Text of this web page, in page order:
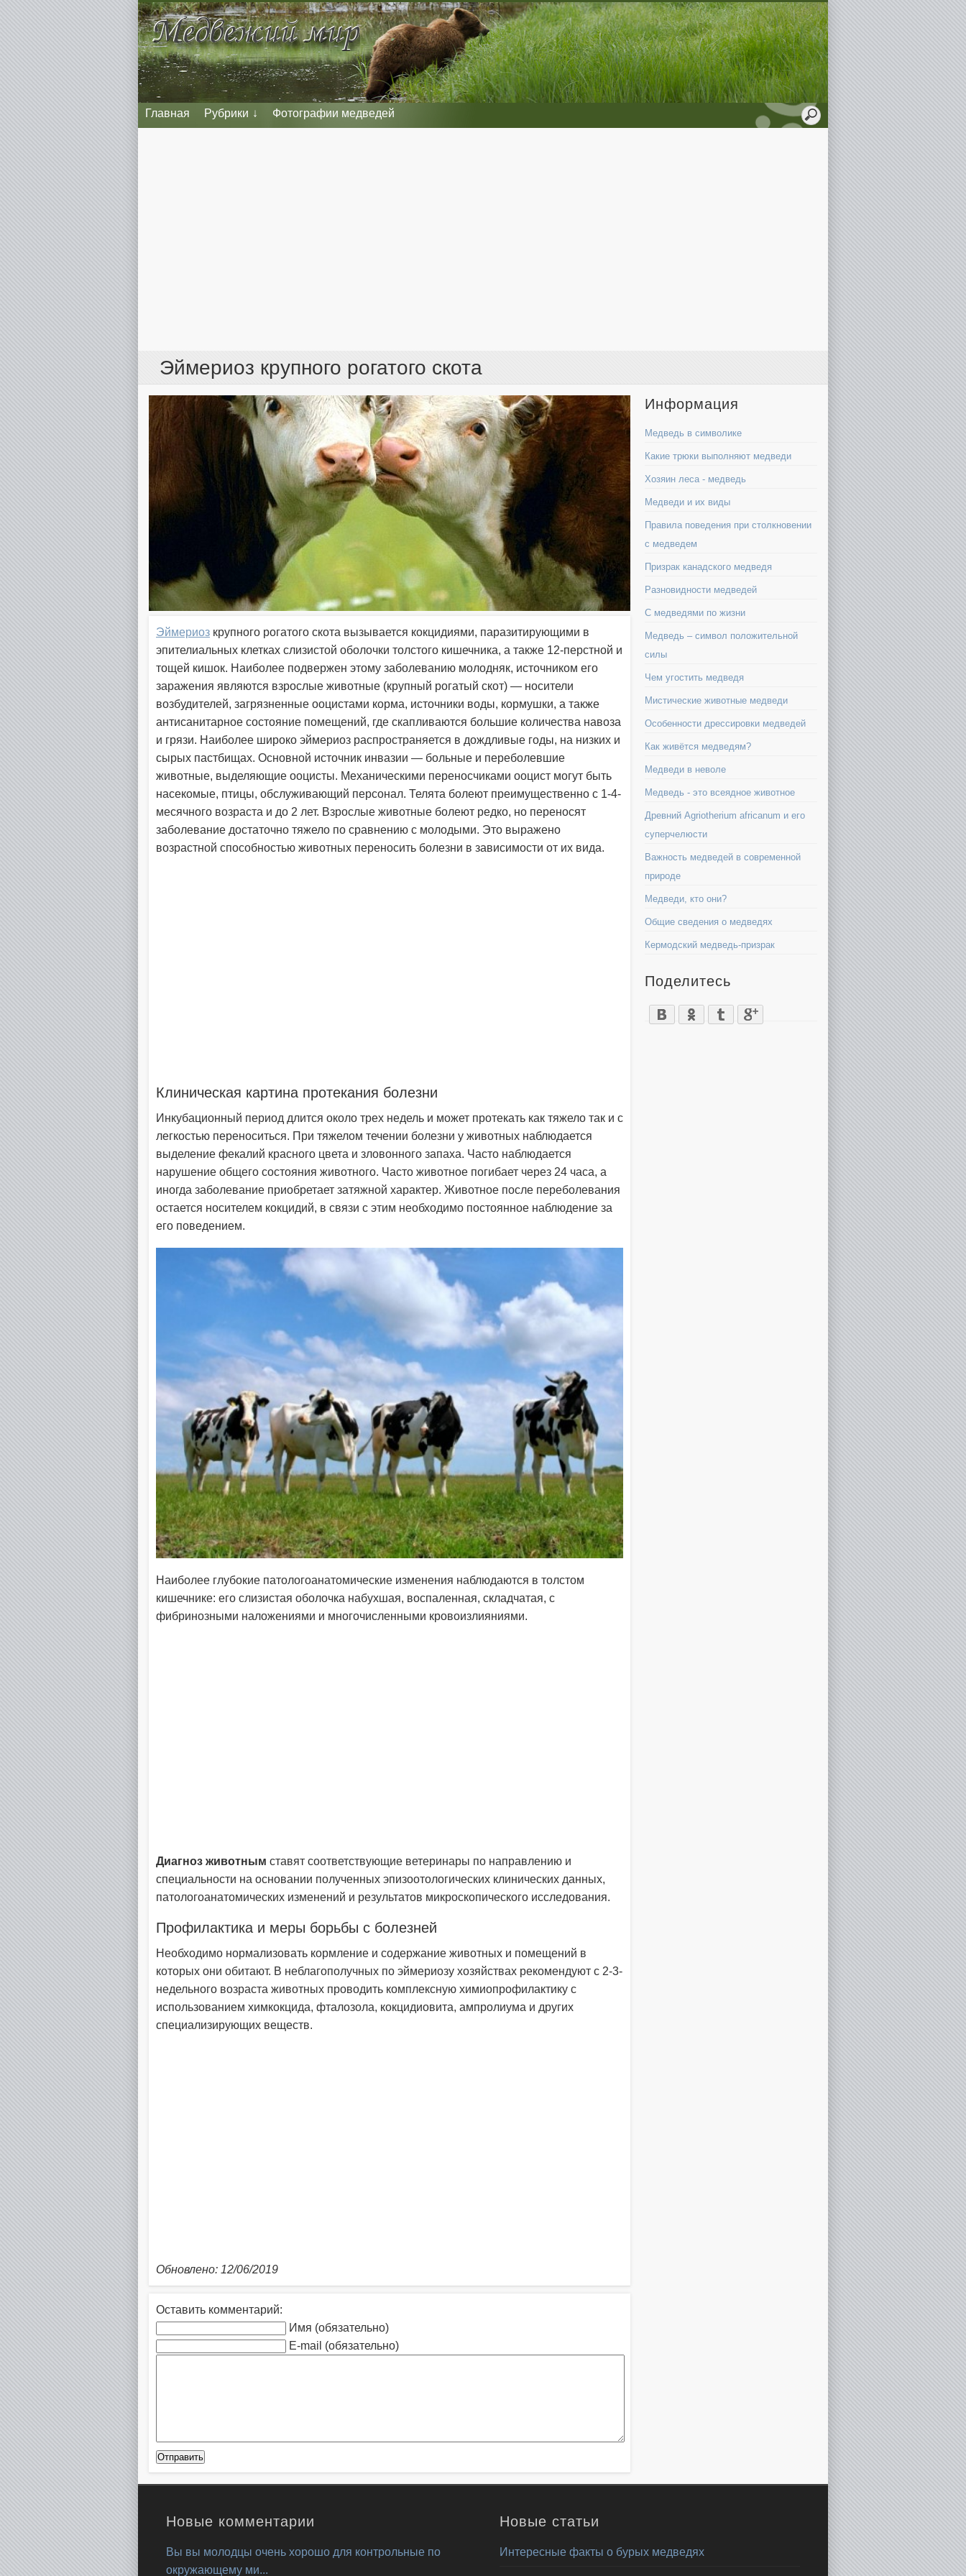
Главная Рубрики Фотографии медведей
Эймериоз крупного рогатого скота
Эймериоз крупного рогатого скота вызывается кокцидиями, паразитирующими в
эпителиальных клетках слизистой оболочки толстого кишечника, а также 12-перстной и
тощей кишок. Наиболее подвержен этому заболеванию молодняк, источником его
заражения являются взрослые животные (крупный рогатый скот) — носители
возбудителей, загрязненные ооцистами корма, источники воды, кормушки, а также
антисанитарное состояние помещений, где скапливаются большие количества навоза
и грязи. Наиболее широко эймериоз распространяется в дождливые годы, на низких и
сырых пастбищах. Основной источник инвазии — больные и переболевшие
животные, выделяющие ооцисты. Механическими переносчиками ооцист могут быть
насекомые, птицы, обслуживающий персонал. Телята болеют преимущественно с 1-4-
месячного возраста и до 2 лет. Взрослые животные болеют редко, но переносят
заболевание достаточно тяжело по сравнению с молодыми. Это выражено
возрастной способностью животных переносить болезни в зависимости от их вида.
Клиническая картина протекания болезни
Инкубационный период длится около трех недель и может протекать как тяжело так и с
легкостью переноситься. При тяжелом течении болезни у животных наблюдается
выделение фекалий красного цвета и зловонного запаха. Часто наблюдается
нарушение общего состояния животного. Часто животное погибает через 24 часа, а
иногда заболевание приобретает затяжной характер. Животное после переболевания
остается носителем кокцидий, в связи с этим необходимо постоянное наблюдение за
его поведением.
Наиболее глубокие патологоанатомические изменения наблюдаются в толстом
кишечнике: его слизистая оболочка набухшая, воспаленная, складчатая, с
фибринозными наложениями и многочисленными кровоизлияниями.
Диагноз животным ставят соответствующие ветеринары по направлению и
специальности на основании полученных эпизоотологических клинических данных,
патологоанатомических изменений и результатов микроскопического исследования.
Профилактика и меры борьбы с болезней
Необходимо нормализовать кормление и содержание животных и помещений в
которых они обитают. В неблагополучных по эймериозу хозяйствах рекомендуют с 2-3-
недельного возраста животных проводить комплексную химиопрофилактику с
использованием химкокцида, фталозола, кокцидиовита, ампролиума и других
специализирующих веществ.
Обновлено: 12/06/2019
Оставить комментарий:
Имя (обязательно)
E-mail (обязательно)
Информация
Медведь в символике
Какие трюки выполняют медведи
Хозяин леса - медведь
Медведи и их виды
Правила поведения при столкновении
с медведем
Призрак канадского медведя
Разновидности медведей
С медведями по жизни
Медведь – символ положительной
силы
Чем угостить медведя
Мистические животные медведи
Особенности дрессировки медведей
Как живётся медведям?
Медведи в неволе
Медведь - это всеядное животное
Древний Agriotherium africanum и его
суперчелюсти
Важность медведей в современной
природе
Медведи, кто они?
Общие сведения о медведях
Кермодский медведь-призрак
Поделитесь
Новые комментарии
Вы вы молодцы очень хорошо для контрольные по
окружающему ми...
Новые статьи
Интересные факты о бурых медведях